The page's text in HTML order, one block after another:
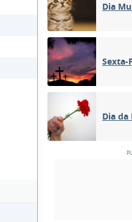
Dia
Sexta-
Dia da